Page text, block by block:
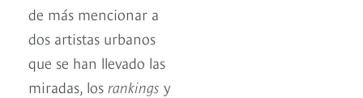
de más mencionar a
dos artistas urbanos
que se han llevado las
miradas, los rankings y